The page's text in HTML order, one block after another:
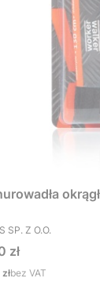
SP. Z O.O.
zł
bez VAT